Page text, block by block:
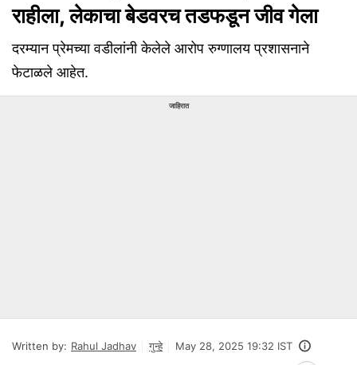
राहीला, लेकाचा बेडवरच तडफडून जीव गेला
दरम्यान प्रेमच्या वडीलांनी केलेले आरोप रुग्णालय प्रशासनाने
फेटाळले आहेत.
जाहिरात
Written by: Rahul Jadhav गुन्हे May 28, 2025 19:32 IST